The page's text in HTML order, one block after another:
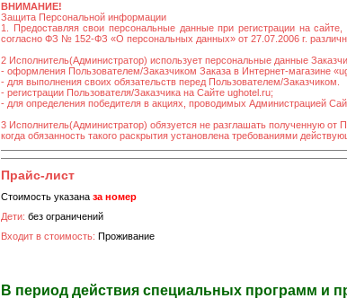
ВНИМАНИЕ!
Защита Персональной информации
1. Предоставляя свои персональные данные при регистрации на
согласно ФЗ № 152-ФЗ «О персональных данных» от 27.07.2006 г.
2 Исполнитель(Администратор) использует персональные данные
- оформления Пользователем/Заказчиком Заказа в Интернет-магазине
- для выполнения своих обязательств перед Пользователем/Заказчиком.
- регистрации Пользователя/Заказчика на Сайте ughotel.ru;
- для определения победителя в акциях, проводимых Администрацией
3 Исполнитель(Администратор) обязуется не разглашать полученную
когда обязанность такого раскрытия установлена требованиями
Прайс-лист
Стоимость указана за номер
Дети: без ограничений
Входит в стоимость: Проживание
В период действия специальных программ и